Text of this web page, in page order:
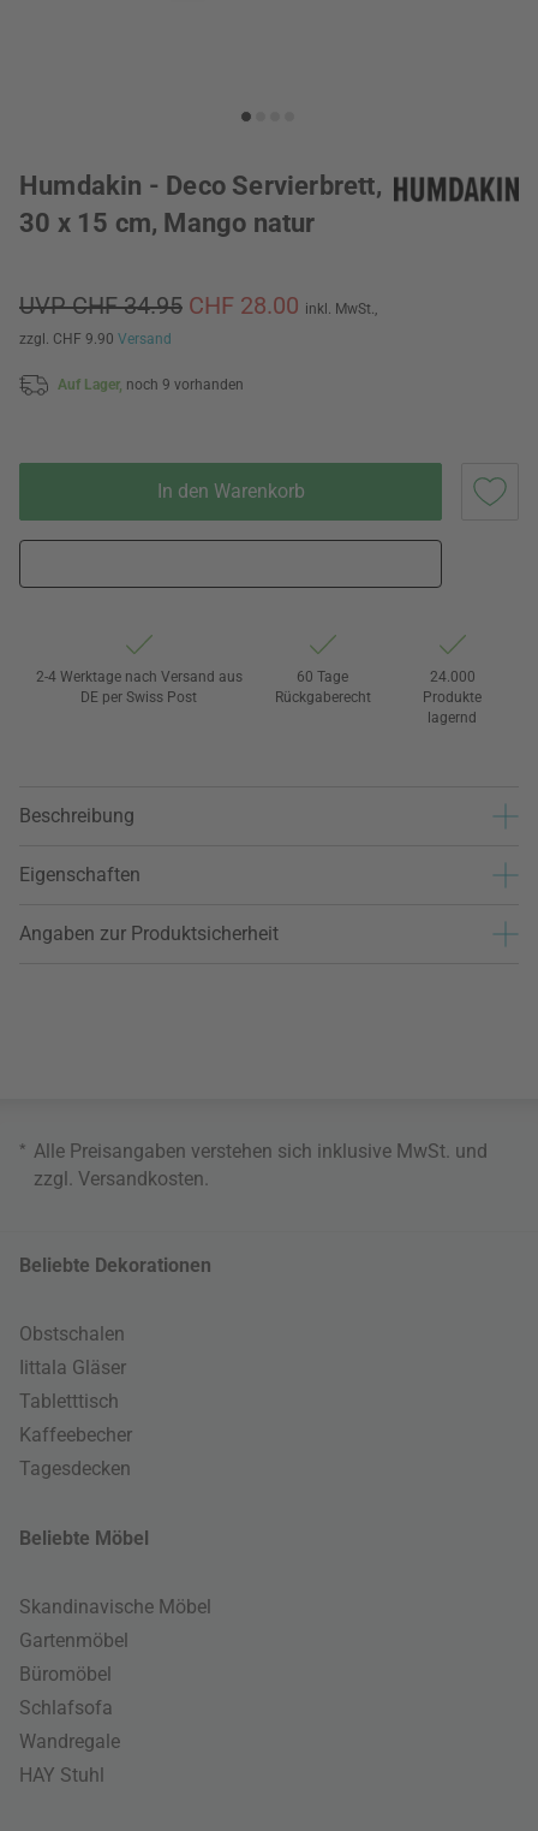
Humdakin - Deco Servierbrett,
30 x 15 cm, Mango natur
UVP CHF 34.95 CHF 28.00 inkl. MwSt.,
zzgl. CHF 9.90 Versand
Auf Lager, noch 9 vorhanden
In den Warenkorb
2-4 Werktage nach Versand aus
DE per Swiss Post
60 Tage
Rückgaberecht
24.000
Produkte
lagernd
Beschreibung
Eigenschaften
Angaben zur Produktsicherheit
* Alle Preisangaben verstehen sich inklusive MwSt. und
zzgl. Versandkosten
Beliebte Dekorationen
Obstschalen
Iittala Gläser
Tabletttisch
Kaffeebecher
Tagesdecken
Beliebte Möbel
Skandinavische Möbel
Gartenmöbel
Büromöbel
Schlafsofa
Wandregale
HAY Stuhl